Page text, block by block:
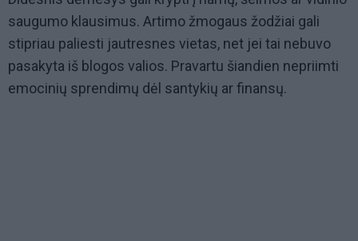
saugumo klausimus. Artimo žmogaus žodžiai gali
stipriau paliesti jautresnes vietas, net jei tai nebuvo
pasakyta iš blogos valios. Pravartu šiandien nepriimti
emocinių sprendimų dėl santykių ar finansų.